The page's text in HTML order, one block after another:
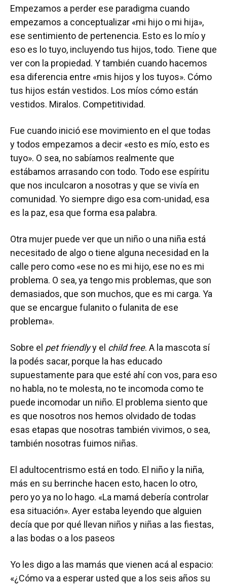
Empezamos a perder ese paradigma cuando
empezamos a conceptualizar «mi hijo o mi hija»,
ese sentimiento de pertenencia. Esto es lo mío y
eso es lo tuyo, incluyendo tus hijos, todo. Tiene que
ver con la propiedad. Y también cuando hacemos
esa diferencia entre «mis hijos y los tuyos». Cómo
tus hijos están vestidos. Los míos cómo están
vestidos. Miralos. Competitividad.
Fue cuando inició ese movimiento en el que todas
y todos empezamos a decir «esto es mío, esto es
tuyo». O sea, no sabíamos realmente que
estábamos arrasando con todo. Todo ese espíritu
que nos inculcaron a nosotras y que se vivía en
comunidad. Yo siempre digo esa com-unidad, esa
es la paz, esa que forma esa palabra.
Otra mujer puede ver que un niño o una niña está
necesitado de algo o tiene alguna necesidad en la
calle pero como «ese no es mi hijo, ese no es mi
problema. O sea, ya tengo mis problemas, que son
demasiados, que son muchos, que es mi carga. Ya
que se encargue fulanito o fulanita de ese
problema».
Sobre el pet friendlyy el child free. A la mascota sí
la podés sacar, porque la has educado
supuestamente para que esté ahí con vos, para eso
no habla, no te molesta, no te incomoda como te
puede incomodar un niño. El problema siento que
es que nosotros nos hemos olvidado de todas
esas etapas que nosotras también vivimos, o sea,
también nosotras fuimos niñas.
El adultocentrismo está en todo. El niño y la niña,
más en su berrinche hacen esto, hacen lo otro,
pero yo ya no lo hago. «La mamá debería controlar
esa situación». Ayer estaba leyendo que alguien
decía que por qué llevan niños y niñas a las fiestas,
a las bodas o a los paseos
Yo les digo a las mamás que vienen acá al espacio:
«¿Cómo va a esperar usted que a los seis años su